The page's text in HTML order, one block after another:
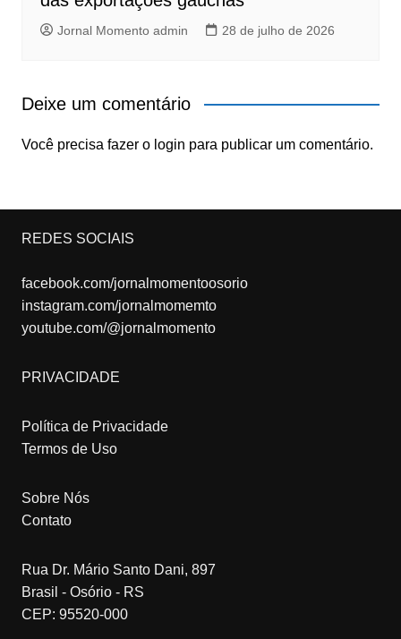
Jornal Momento admin 28 de julho de 2026
Deixe um comentário
Você precisa fazer o login para publicar um comentário.
REDES SOCIAIS
facebook.com/jornalmomentoosorio
instagram.com/jornalmomemto
youtube.com/@jornalmomento
PRIVACIDADE
Política de Privacidade
Termos de Uso
Sobre Nós
Contato
Rua Dr. Mário Santo Dani, 897
Brasil - Osório - RS
CEP: 95520-000